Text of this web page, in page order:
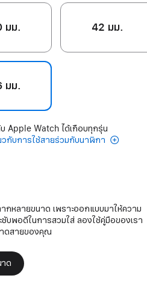
มม. 42 มม.
มม.
Apple Watch ได้เกือบทุกรุ่น
วกับการใช้สายร่วมกับนาฬิกา
กหลายขนาด เพราะออกแบบมาให้ความ
ชับพอดีในการสวมใส่ ลองใช้คู่มือของเรา
ดสายของคุณ
ด